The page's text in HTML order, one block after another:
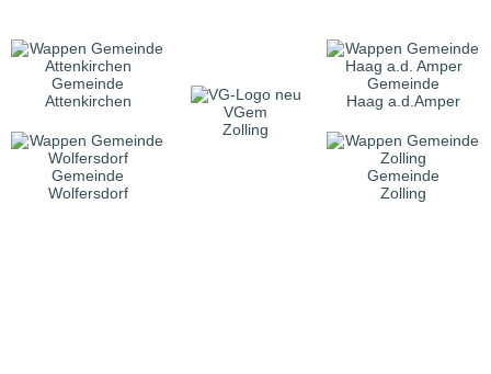
Gemeinde
Attenkirchen
VGem
Zolling
Gemeinde
Haag a.d.Amper
Gemeinde
Wolfersdorf
Gemeinde
Zolling